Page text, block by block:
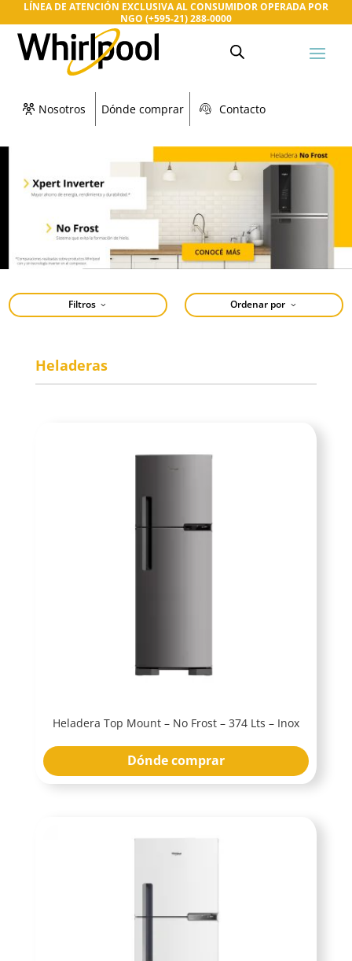
LÍNEA DE ATENCIÓN EXCLUSIVA AL CONSUMIDOR OPERADA POR
NGO (+595-21) 288-0000
Nosotros Dónde comprar Contacto
Filtros Ordenar por
Heladeras
Heladera Top Mount – No Frost – 374 Lts – Inox
Dónde comprar